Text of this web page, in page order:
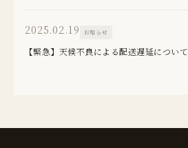
2025.02.19 お知らせ
【緊急】天候不良による配送遅延について